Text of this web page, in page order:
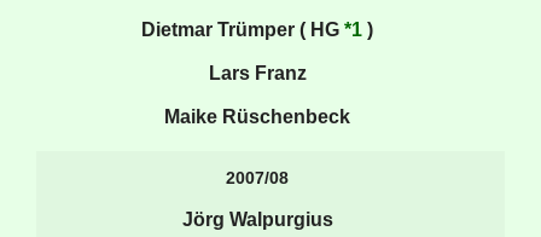
Dietmar Trümper ( HG*1 )
Lars Franz
Maike Rüschenbeck
2007/08
Jörg Walpurgius